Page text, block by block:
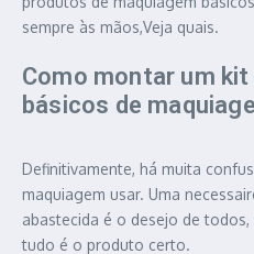
sempre às mãos,Veja quais.
Como montar um
básicos de
Definitivamente, há muita
maquiagem usar. Uma
abastecida é o desejo de
tudo é o produto certo.